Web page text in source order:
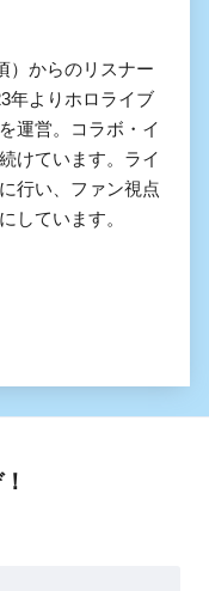
）からのリスナー
年よりホロライブ
運営。コラボ・イ
けています。ライ
行い、ファン視点
しています。